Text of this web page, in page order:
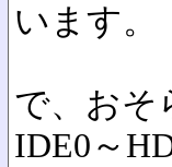
います。
で、おそ
IDE0～